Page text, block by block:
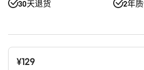
30天退货 2年
产
¥129